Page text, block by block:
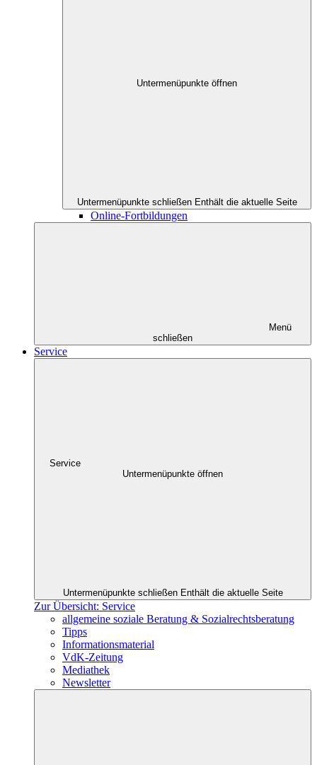
Untermenüpunkte öffnen
Untermenüpunkte schließen Enthält die aktuelle Seite
Online-Fortbildungen
Menü
schließen
Service
Service
Untermenüpunkte öffnen
Untermenüpunkte schließen Enthält die aktuelle Seite
Zur Übersicht: Service
allgemeine soziale Beratung & Sozialrechtsberatung
Tipps
Informationsmaterial
VdK-Zeitung
Mediathek
Newsletter